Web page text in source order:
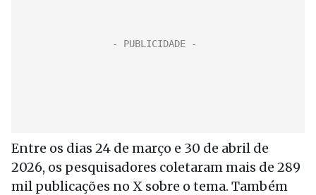
Entre os dias 24 de março e 30 de abril de
2026, os pesquisadores coletaram mais de 289
mil publicações no X sobre o tema. Também